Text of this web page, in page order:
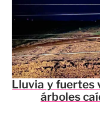
Lluvia y fuertes
árboles